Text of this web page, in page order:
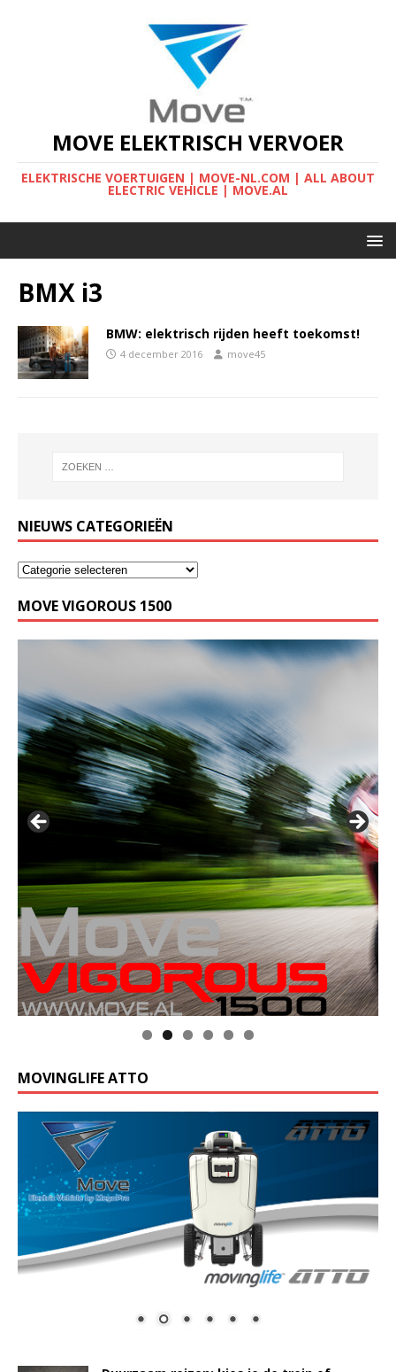
MOVE ELEKTRISCH VERVOER
ELEKTRISCHE VOERTUIGEN | MOVE-NL.COM | ALL ABOUT
ELECTRIC VEHICLE | MOVE.AL
BMX i3
BMW: elektrisch rijden heeft toekomst!
4 december 2016 move45
NIEUWS CATEGORIEËN
MOVE VIGOROUS 1500
MOVINGLIFE ATTO